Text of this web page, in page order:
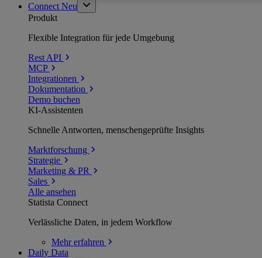
Connect Neu
Produkt
Flexible Integration für jede Umgebung
Rest API
MCP
Integrationen
Dokumentation
Demo buchen
KI-Assistenten
Schnelle Antworten, menschengeprüfte Insights
Marktforschung
Strategie
Marketing & PR
Sales
Alle ansehen
Statista Connect
Verlässliche Daten, in jedem Workflow
Mehrerfahren
Daily Data